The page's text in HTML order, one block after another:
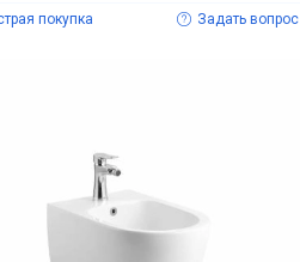
покупка Задать вопрос